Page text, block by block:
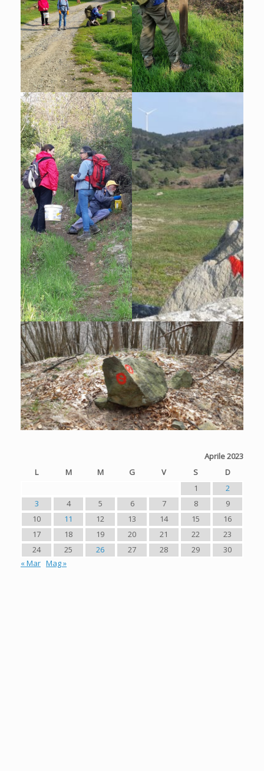
Aprile 2023
L
M M G V S
D
1
2
3
4 5 6 7 8
9
10
11 12 13 14 15
16
17
18 19 20 21 22
23
24
25 26 27 28 29
30
« Mar Mag »